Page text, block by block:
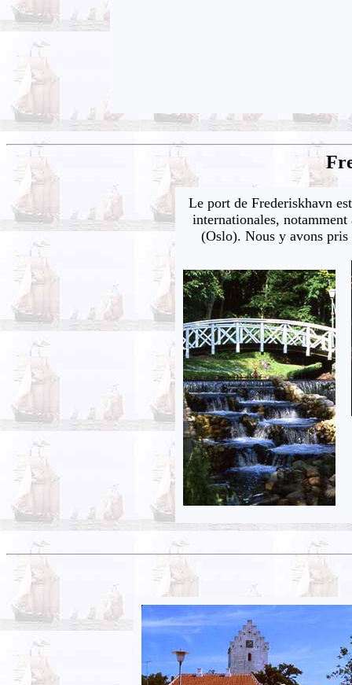
Le port de Frederiskhavn
internationales,
(Oslo). Nous y avons